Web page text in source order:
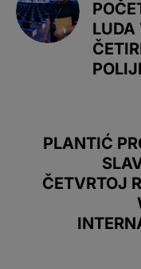
LUDA
PLANTIĆ
ČETVRTOJ